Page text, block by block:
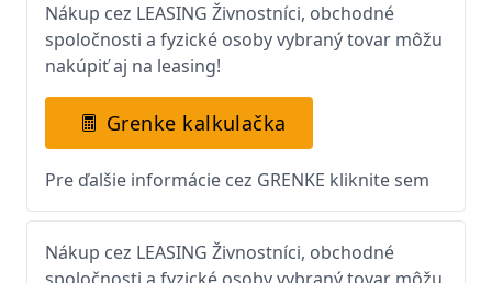
Nákup cez LEASING Živnostníci, obchodné
spoločnosti a fyzické osoby vybraný tovar môžu
nakúpiť aj na leasing!
Grenke kalkulačka
Pre ďalšie informácie cez GRENKE kliknite sem
Nákup cez LEASING Živnostníci, obchodné